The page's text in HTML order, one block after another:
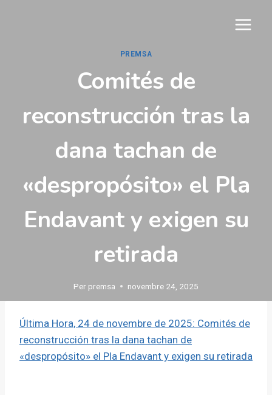
PREMSA
Comités de
reconstrucción tras la
dana tachan de
«despropósito» el Pla
Endavant y exigen su
retirada
Per premsa novembre 24, 2025
Última Hora, 24 de novembre de 2025: Comités de
reconstrucción tras la dana tachan de
«despropósito» el Pla Endavant y exigen su retirada